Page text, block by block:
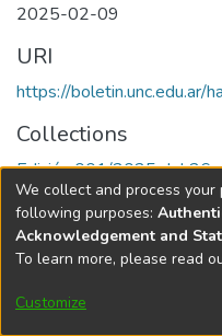
2025-02-09
URI
https://
Collections
Edición 001/2025 del 26
Universidad
We collect and process
following purposes:
Acknowledgement and
To learn more, please read
Customize